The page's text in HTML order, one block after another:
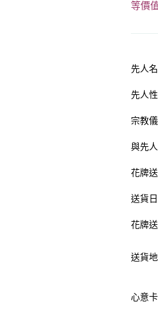
等價
先人
先人性
宗教
與先
花牌
送貨
花牌
送貨
心意